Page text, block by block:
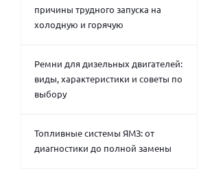
причины трудного запуска на
холодную и горячую
Ремни для дизельных двигателей:
виды, характеристики и советы по
выбору
Топливные системы ЯМЗ: от
диагностики до полной замены